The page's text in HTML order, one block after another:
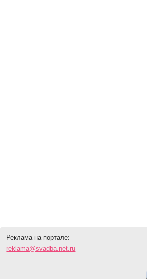
Реклама на портале:
reklama@svadba.net.ru